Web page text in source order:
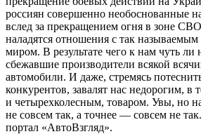
россиян совершенно необоснованные
вслед за прекращением огня в зоне
наладятся отношения с так
миром. В результате чего к нам чуть ли
сбежавшие производители всякой
автомобили. И даже, стремясь
конкурентов, завалят нас недорогим, в
и четырехколесным, товаром. Увы, но
не совсем так, а точнее — совсем не
портал «АвтоВзгляд».